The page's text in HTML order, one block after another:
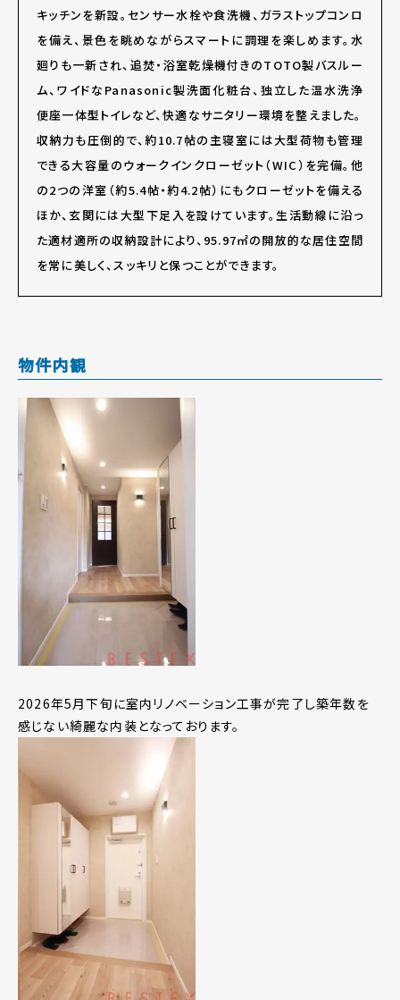
キッチンを新設。センサー水栓や食洗機、ガラストップコンロ
を備え、景色を眺めながらスマートに調理を楽しめます。水
廻りも一新され、追焚・浴室乾燥機付きのTOTO製バスルー
ム、ワイドなPanasonic製洗面化粧台、独立した温水洗浄
便座一体型トイレなど、快適なサニタリー環境を整えました。
収納力も圧倒的で、約10.7帖の主寝室には大型荷物も管理
できる大容量のウォークインクローゼット（WIC）を完備。他
の2つの洋室（約5.4帖・約4.2帖）にもクローゼットを備える
ほか、玄関には大型下足入を設けています。生活動線に沿っ
た適材適所の収納設計により、95.97㎡の開放的な居住空間
を常に美しく、スッキリと保つことができます。
物件内観
2026年5月下旬に室内リノベーション工事が完了し築年数を
感じない綺麗な内装となっております。